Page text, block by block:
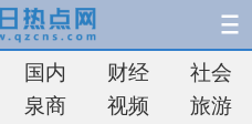
国内 财经
社会
泉商 视频 旅游